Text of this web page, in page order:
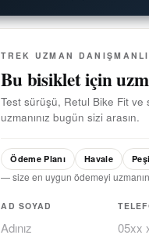
TREK UZMAN
Bu bisiklet için
Test sürüşü, Retul Bike Fit ve
uzmanınız bugün sizi arasın.
Ödeme Planı Havale
— size en uygun ödemeyi
AD SOYAD